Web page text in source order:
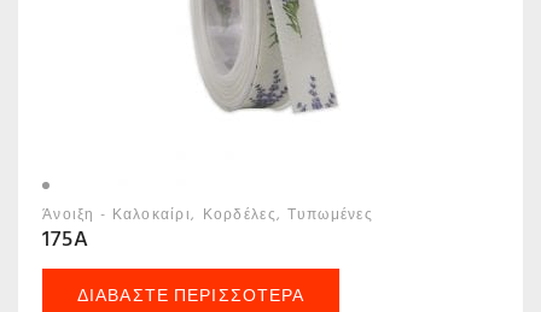
Άνοιξη - Καλοκαίρι Κορδέλες Τυπωμένες
175A
ΔΙΑΒΆΣΤΕ ΠΕΡΙΣΣΌΤΕΡΑ